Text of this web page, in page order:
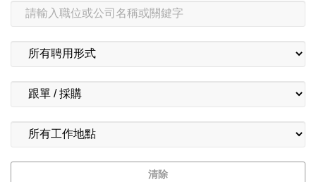
清除